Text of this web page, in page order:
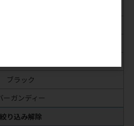
絞り込み解除
ブラック
ーガンディー